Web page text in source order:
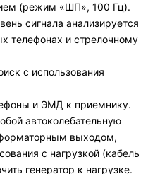
(режим «ШП», 100 Гц).
сигнала анализируется
телефонах и стрелочному
с использования
и ЭМД к приемнику.
автоколебательную
выходом,
с нагрузкой (кабель
генератор к нагрузке.